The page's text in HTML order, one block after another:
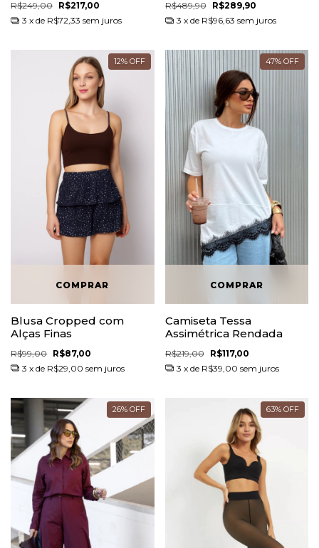
R$249,00 R$217,00
3 x de R$72,33 sem juros
R$489,90
R$289,90
3 x de R$96,63 sem juros
12% OFF
Blusa Cropped com
Alças Finas
R$99,00 R$87,00
3 x de R$29,00 sem juros
47% OFF
Camiseta Tessa
Assimétrica Rendada
R$219,00
R$117,00
3 x de R$39,00 sem juros
26% OFF 63% OFF